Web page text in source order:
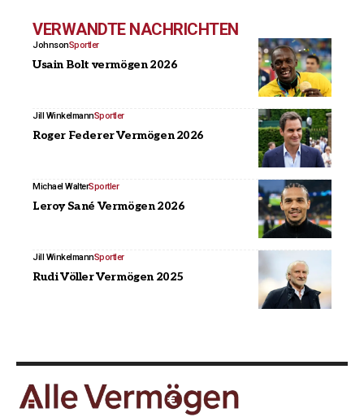
VERWANDTE NACHRICHTEN
JohnsonSportler
Usain Bolt vermögen 2026
Jill WinkelmannSportler
Roger Federer Vermögen 2026
Michael WalterSportler
Leroy Sané Vermögen 2026
Jill WinkelmannSportler
Rudi Völler Vermögen 2025